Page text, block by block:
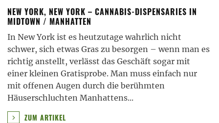
NEW YORK, NEW YORK – CANNABIS-DISPENSARIES IN
MIDTOWN / MANHATTEN
In New York ist es heutzutage wahrlich nicht
schwer, sich etwas Gras zu besorgen – wenn man es
richtig anstellt, verlässt das Geschäft sogar mit
einer kleinen Gratisprobe. Man muss einfach nur
mit offenen Augen durch die berühmten
Häuserschluchten Manhattens...
ZUM ARTIKEL